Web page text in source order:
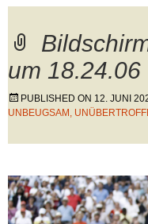
um 18.24.06
PUBLISHED ON 12. JUNI
UNBEUGSAM,